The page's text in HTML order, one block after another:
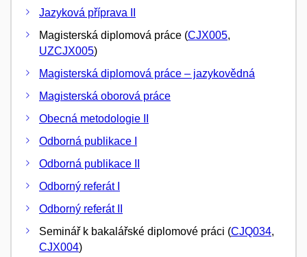
Jazyková příprava II
Magisterská diplomová práce (CJX005,
UZCJX005)
Magisterská diplomová práce – jazykovědná
Magisterská oborová práce
Obecná metodologie II
Odborná publikace I
Odborná publikace II
Odborný referát I
Odborný referát II
Seminář k bakalářské diplomové práci (CJQ034,
CJX004)